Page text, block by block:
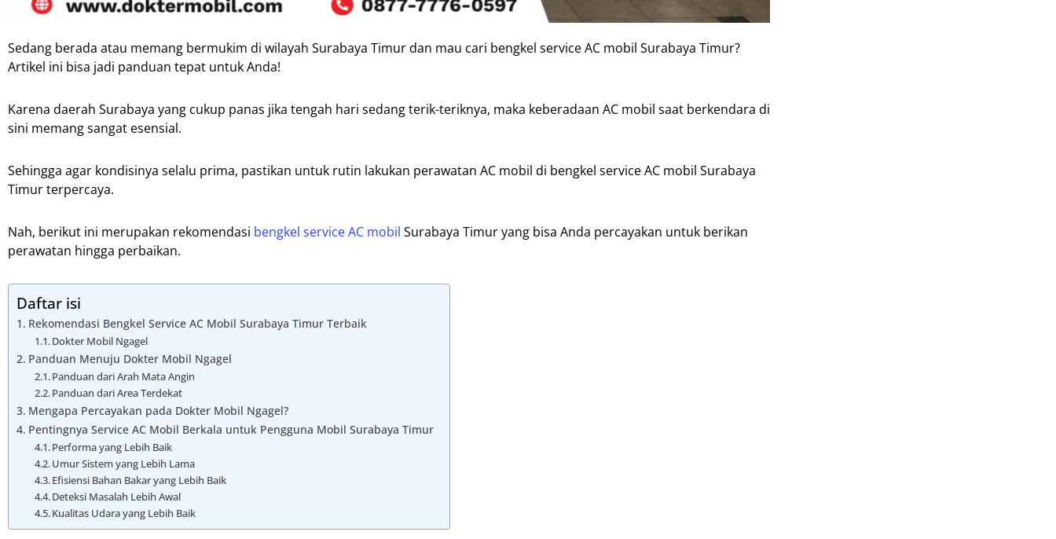
Sedang berada atau memang bermukim di wilayah Surabaya Timur dan mau cari bengkel service AC mobil Surabaya Timur?
Artikel ini bisa jadi panduan tepat untuk Anda!
Karena daerah Surabaya yang cukup panas jika tengah hari sedang terik-teriknya, maka keberadaan AC mobil saat berkendara di
sini memang sangat esensial.
Sehingga agar kondisinya selalu prima, pastikan untuk rutin lakukan perawatan AC mobil di bengkel service AC mobil Surabaya
Timur terpercaya.
Nah, berikut ini merupakan rekomendasi bengkel service AC mobil Surabaya Timur yang bisa Anda percayakan untuk berikan
perawatan hingga perbaikan.
Daftar isi
Rekomendasi Bengkel Service AC Mobil Surabaya Timur Terbaik
Dokter Mobil Ngagel
Panduan Menuju Dokter Mobil Ngagel
Panduan dari Arah Mata Angin
Panduan dari Area Terdekat
Mengapa Percayakan pada Dokter Mobil Ngagel?
Pentingnya Service AC Mobil Berkala untuk Pengguna Mobil Surabaya Timur
Performa yang Lebih Baik
Umur Sistem yang Lebih Lama
Efisiensi Bahan Bakar yang Lebih Baik
Deteksi Masalah Lebih Awal
Kualitas Udara yang Lebih Baik